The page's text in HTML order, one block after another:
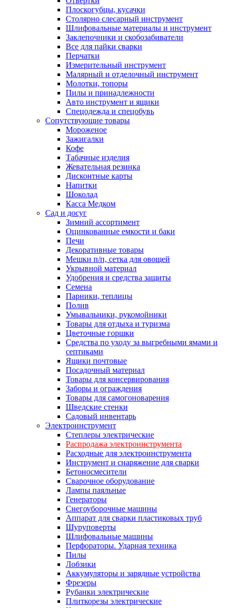
Плоскогубцы, кусачки
Столярно слесарный инструмент
Шлифовальные материалы и инструмент
Заклепочники и скобозабиватели
Все для пайки сварки
Перчатки
Измерительный инструмент
Малярный и отделочный инструмент
Молотки, топоры
Пилы и принадлежности
Авто инструмент и ящики
Спецодежда и спецобувь
Сопутствующие товары
Мороженое
Зажигалки
Кофе
Табачные изделия
Жевательная резинка
Дисконтные карты
Напитки
Шоколад
Касса Медком
Сад и досуг
Зимний ассортимент
Оцинкованные емкости и баки
Печи
Декоративные товары
Мешки п/п, сетка для овощей
Укрывной материал
Удобрения и средства защиты
Семена
Парники, теплицы
Полив
Умывальники, рукомойники
Товары для отдыха и туризма
Цветочные горшки
Средства по уходу за выгребными ямами и
септиками
Ящики почтовые
Посадочный материал
Товары для консервирования
Заборы и ограждения
Товары для самогоноварения
Шведские стенки
Садовый инвентарь
Электроинструмент
Степлеры электрические
Распродажа электроинструмента
Расходные для электроинструмента
Инструмент и снаряжение для сварки
Бетоносмесители
Сварочное оборудование
Лампы паяльные
Генераторы
Снегоуборочные машины
Аппарат для сварки пластиковых труб
Шуруповерты
Шлифовальные машины
Перфораторы. Ударная техника
Пилы
Лобзики
Аккумуляторы и зарядные устройства
Фрезеры
Рубанки электрические
Плиткорезы электрические